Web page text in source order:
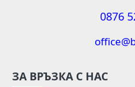
0876
ЗА ВРЪЗКА С НАС